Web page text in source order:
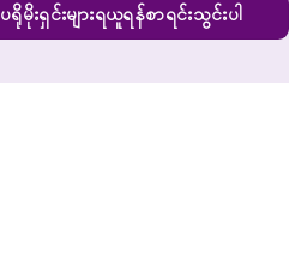
ပရိုမိုးရှင်းများရယူရန်စာရင်းသွင်းပါ